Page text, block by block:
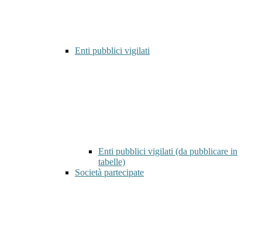
Enti pubblici vigilati
Enti pubblici vigilati (da pubblicare in
tabelle)
Società partecipate